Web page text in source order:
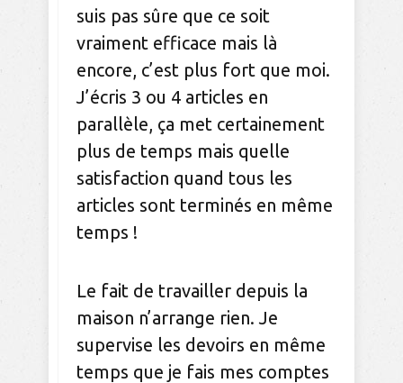
suis pas sûre que ce soit
vraiment efficace mais là
encore, c’est plus fort que moi.
J’écris 3 ou 4 articles en
parallèle, ça met certainement
plus de temps mais quelle
satisfaction quand tous les
articles sont terminés en même
temps !
Le fait de travailler depuis la
maison n’arrange rien. Je
supervise les devoirs en même
temps que je fais mes comptes